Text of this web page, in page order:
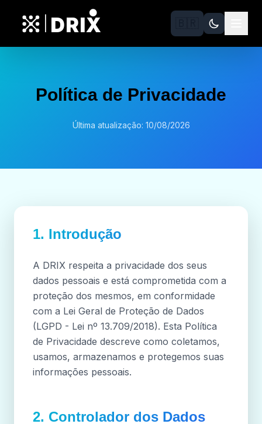
DRIX
Política de Privacidade
Última atualização: 10/08/2026
1. Introdução
A DRIX respeita a privacidade dos seus
dados pessoais e está comprometida com a
proteção dos mesmos, em conformidade
com a Lei Geral de Proteção de Dados
(LGPD - Lei nº 13.709/2018). Esta Política
de Privacidade descreve como coletamos,
usamos, armazenamos e protegemos suas
informações pessoais.
2. Controlador dos Dados